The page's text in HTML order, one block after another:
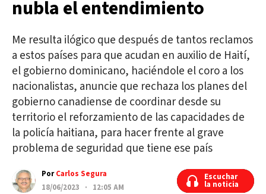
nubla el entendimiento
Me resulta ilógico que después de tantos reclamos
a estos países para que acudan en auxilio de Haití,
el gobierno dominicano, haciéndole el coro a los
nacionalistas, anuncie que rechaza los planes del
gobierno canadiense de coordinar desde su
territorio el reforzamiento de las capacidades de
la policía haitiana, para hacer frente al grave
problema de seguridad que tiene ese país
PorCarlos Segura
18/06/2023 · 12:05 AM
Escuchar
la noticia
Escuchar
la noticia